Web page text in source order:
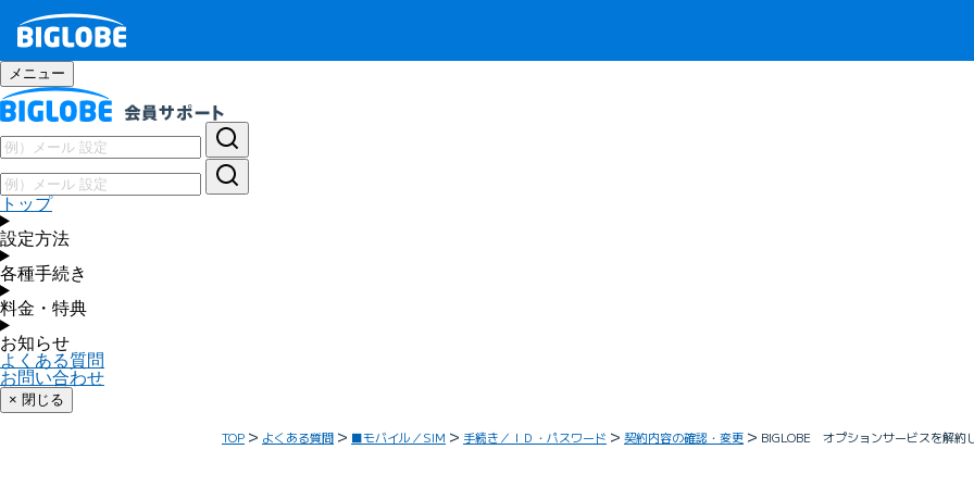
メニュー
トップ
設定方法
各種手続き
料金・特典
お知らせ
よくある質問
お問い合わせ
× 閉じる
TOP よくある質問 ■モバイル／SIM 手続き／ＩＤ・パスワード 契約内容の確認・変更 BIGLOBE オプションサービスを解約